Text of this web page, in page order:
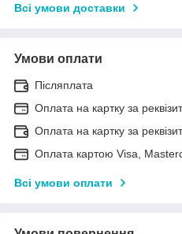
Всі умови доставки
Умови оплати
Післяплата
Оплата на картку за
Оплата на картку за
Оплата картою Visa,
Всі умови оплати